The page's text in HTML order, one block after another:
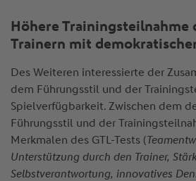
Höhere Trainingsteilnahme
Trainern mit
Des Weiteren interessierte der
dem Führungsstil und der
Spielverfügbarkeit. Zwischen dem
Führungsstil und der
Merkmalen des GTL-Tests (
Unterstützung durch den Trainer,
Selbstverantwortung, innovatives